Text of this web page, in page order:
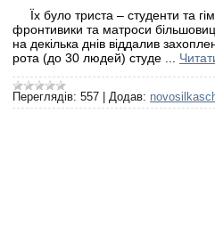
Їх було триста – студенти та
фронтивики та матроси
на декілька днів віддалив
рота (до 30 людей) студе
Переглядів: 557 Додав: